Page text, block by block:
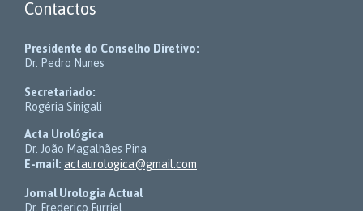
Contactos
Presidente do Conselho Diretivo:
Dr. Pedro Nunes
Secretariado:
Rogéria Sinigali
Acta Urológica
Dr. João Magalhães Pina
E-mail: actaurologica@gmail.com
Jornal Urologia Actual
Dr. Frederico Furriel